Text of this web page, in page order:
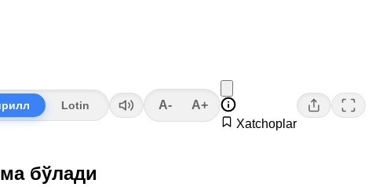
Lotin A-
A+
Xatchoplar
бўлади